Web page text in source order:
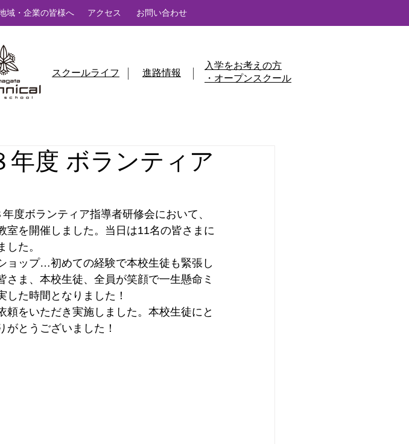
域・企業の皆様へ アクセス お問い合わせ
スクールライフ 進路情報
入学をお考えの方
・オープンスクール
年度 ボランティア
度ボランティア指導者研修会において、
室を開催しました。当日は11名の皆さまに
た。
ョップ…初めての経験で本校生徒も緊張し
ま、本校生徒、全員が笑顔で一生懸命ミ
た時間となりました！
をいただき実施しました。本校生徒にと
とうございました！